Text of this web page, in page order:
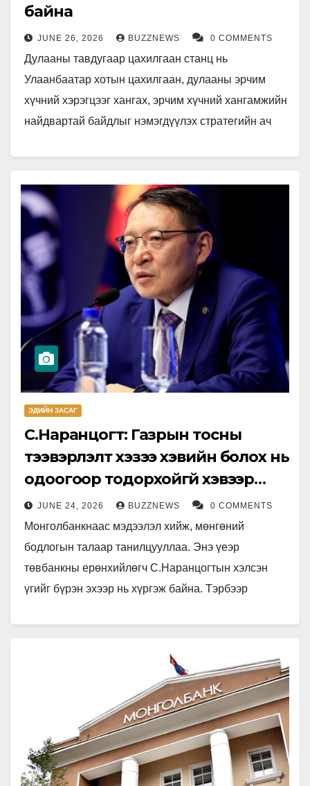
байна
JUNE 26, 2026 BUZZNEWS 0 COMMENTS
Дулааны тавдугаар цахилгаан станц нь
Улаанбаатар хотын цахилгаан, дулааны эрчим
хүчний хэрэгцээг хангах, эрчим хүчний хангамжийн
найдвартай байдлыг нэмэгдүүлэх стратегийн ач
ЭДИЙН ЗАСАГ
С.Наранцогт: Газрын тосны
тээвэрлэлт хэзээ хэвийн болох нь
одоогоор тодорхойгүй хэвээр
байгаа
JUNE 24, 2026 BUZZNEWS 0 COMMENTS
Монголбанкнаас мэдээлэл хийж, мөнгөний
бодлогын талаар танилцууллаа. Энэ үеэр
төвбанкны ерөнхийлөгч С.Наранцогтын хэлсэн
үгийг бүрэн эхээр нь хүргэж байна. Тэрбээр